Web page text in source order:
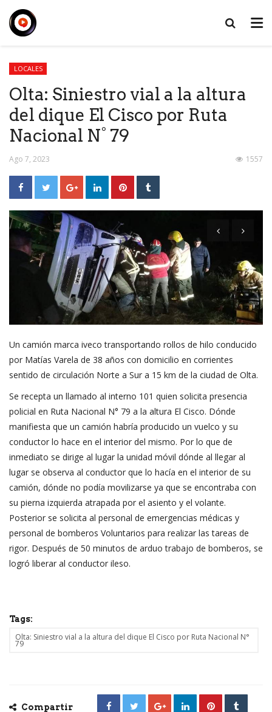
LOCALES
Olta: Siniestro vial a la altura
del dique El Cisco por Ruta
Nacional N° 79
Ago 7, 2023 1557
Un camión marca iveco transportando rollos de hilo conducido
por Matías Varela de 38 años con domicilio en corrientes
sentido de circulación Norte a Sur a 15 km de la ciudad de Olta.
Se recepta un llamado al interno 101 quien solicita presencia
policial en Ruta Nacional N° 79 a la altura El Cisco. Dónde
manifiesta que un camión habría producido un vuelco y su
conductor lo hace en el interior del mismo. Por lo que de
inmediato se dirige al lugar la unidad móvil dónde al llegar al
lugar se observa al conductor que lo hacía en el interior de su
camión, dónde no podía movilizarse ya que se encontraba con
su pierna izquierda atrapada por el asiento y el volante.
Posterior se solicita al personal de emergencias médicas y
personal de bomberos Voluntarios para realizar las tareas de
rigor. Después de 50 minutos de arduo trabajo de bomberos, se
logró liberar al conductor ileso.
Tags:
Olta: Siniestro vial a la altura del dique El Cisco por Ruta Nacional N°
79
Compartir